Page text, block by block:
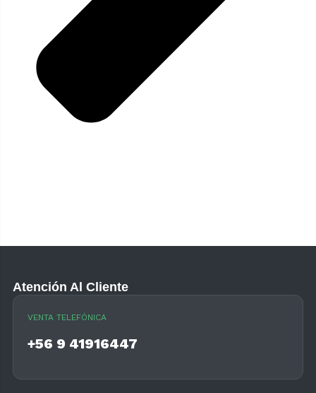
Atención Al Cliente
VENTA TELEFÓNICA
+56 9 41916447